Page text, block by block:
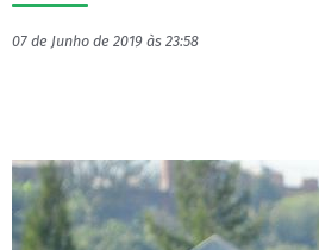
07 de Junho de 2019 às 23:58